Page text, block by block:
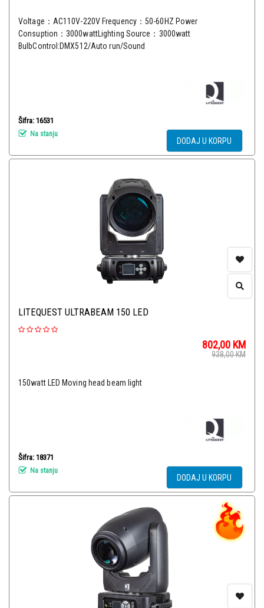
Voltage：AC110V-220V Frequency：50-60HZ Power
Consuption：3000wattLighting Source：3000watt
BulbControl:DMX512/Auto run/Sound
Šifra: 16531
Na stanju
DODAJ U KORPU
LITEQUEST ULTRABEAM 150 LED
802,00 KM
938,00KM
150watt LED Moving head beam light
Šifra: 18371
Na stanju
DODAJ U KORPU